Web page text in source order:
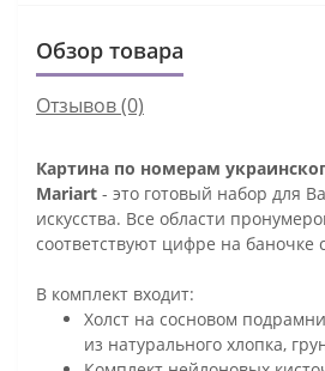
Обзор товара
Отзывов (0)
Картина по номерам
Mariart - это готовый набор для
искусства. Все области
соответствуют цифре на баночке
В комплект входит:
Холст на сосновом
из натурального хлопка,